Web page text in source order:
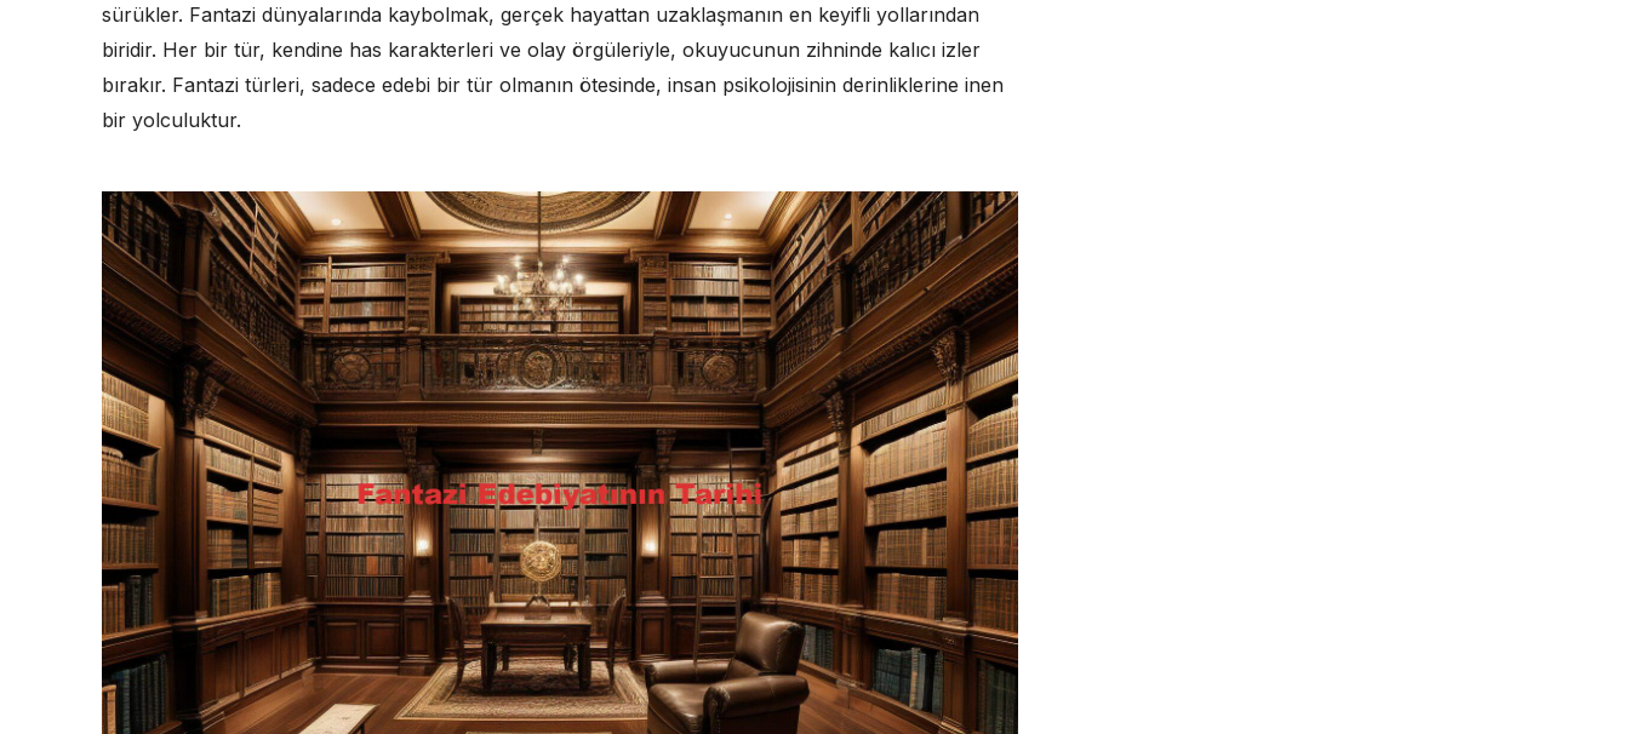
sürükler. Fantazi dünyalarında kaybolmak, gerçek hayattan uzaklaşmanın en keyifli yollarından
biridir. Her bir tür, kendine has karakterleri ve olay örgüleriyle, okuyucunun zihninde kalıcı izler
bırakır. Fantazi türleri, sadece edebi bir tür olmanın ötesinde, insan psikolojisinin derinliklerine inen
bir yolculuktur.